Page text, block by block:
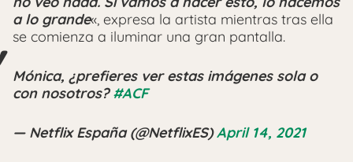
a lo grande«, expresa la artista mientras tras ella
se comienza a iluminar una gran pantalla.
Mónica, ¿prefieres ver estas imágenes sola o
con nosotros?#ACF
— Netflix España (@NetflixES)April 14, 2021